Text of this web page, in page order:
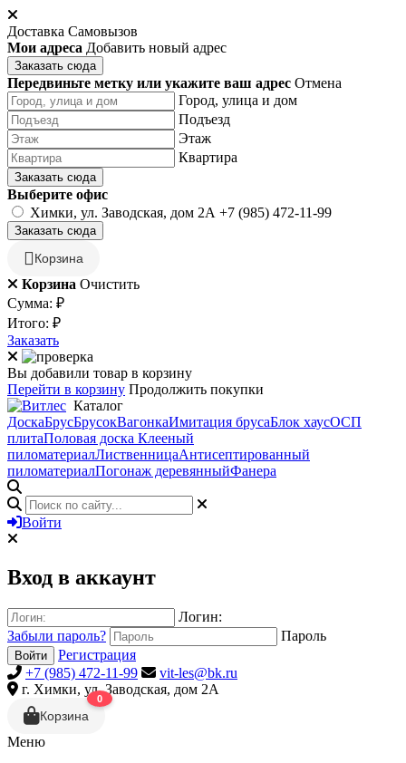
Доставка Самовызов
Мои адреса Добавить новый адрес
Заказать сюда
Передвиньте метку или укажите ваш адрес Отмена
Город, улица и дом
Подъезд
Этаж
Квартира
Заказать сюда
Выберите офис
Химки, ул. Заводская, дом 2А +7 (985) 472-11-99
Заказать сюда
Корзина
Корзина Очистить
Сумма: ₽
Итого: ₽
Заказать
Вы добавили товар в корзину
Перейти в корзину Продолжить покупки
Каталог
ДоскаБрусБрусокВагонкаИмитация брусаБлок хаусОСП
плитаПоловая доска Клееный
пиломатериалЛиственницаАнтисептированный
пиломатериалПогонаж деревянныйФанера
Войти
Вход в аккаунт
Логин:
Забыли пароль?
Пароль
Войти
Регистрация
+7 (985) 472-11-99
vit-les@bk.ru
г. Химки, ул. Заводская, дом 2А
Корзина
0
Меню